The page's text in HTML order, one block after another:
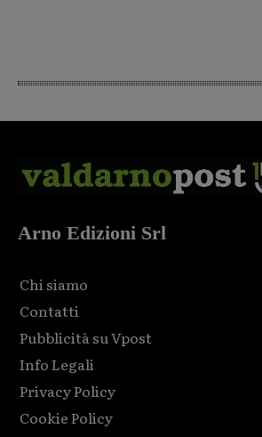
Arno Edizioni Srl
Chi siamo
Contatti
Pubblicità su Vpost
Info Legali
Privacy Policy
Cookie Policy